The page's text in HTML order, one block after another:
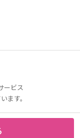
ービス
ます。